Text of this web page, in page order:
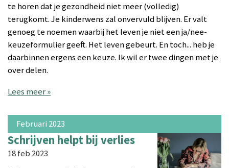
te horen dat je gezondheid niet meer (volledig)
terugkomt. Je kinderwens zal onvervuld blijven. Er valt
genoeg te noemen waarbij het leven je niet een ja/nee-
keuzeformulier geeft. Het leven gebeurt. En toch... heb je
daarbinnen ergens een keuze. Ik wil er twee dingen met je
over delen.
Lees meer »
Februari 2023
Schrijven helpt bij verlies
18 feb 2023